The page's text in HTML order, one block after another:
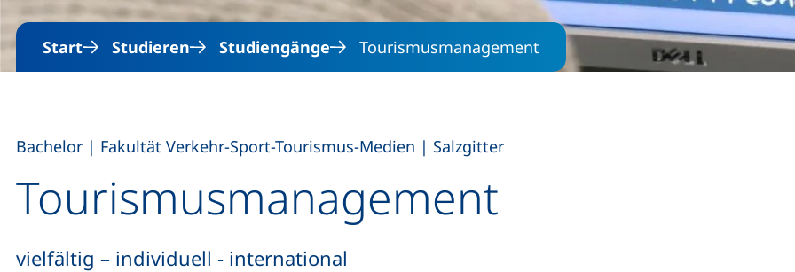
Start Studieren Studiengänge Tourismusmanagement
Tourismusmanagement
Bachelor | Fakultät Verkehr-Sport-Tourismus-Medien | Salzgitter
vielfältig – individuell - international